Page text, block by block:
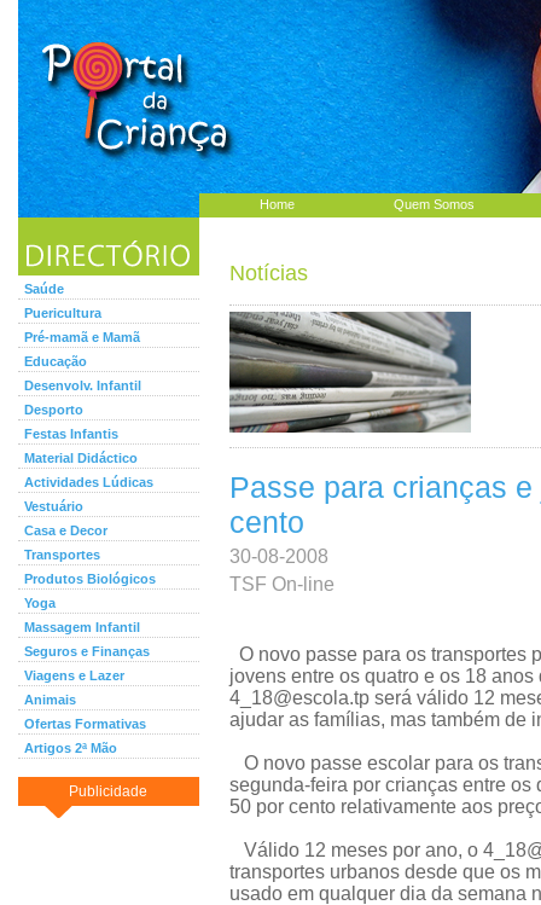
Home Quem Somos
Saúde
Puericultura
Pré-mamã e Mamã
Educação
Desenvolv. Infantil
Desporto
Festas Infantis
Material Didáctico
Actividades Lúdicas
Vestuário
Casa e Decor
Transportes
Produtos Biológicos
Yoga
Massagem Infantil
Seguros e Finanças
Viagens e Lazer
Animais
Ofertas Formativas
Artigos 2ª Mão
Publicidade
Notícias
Passe para crianças
cento
30-08-2008
TSF On-line
O novo passe para os transportes
jovens entre os quatro e os 18
4_18@escola.tp será válido 12
ajudar as famílias, mas também de
O novo passe escolar para os
segunda-feira por crianças entre
50 por cento relativamente aos
Válido 12 meses por ano, o
transportes urbanos desde que os
usado em qualquer dia da semana